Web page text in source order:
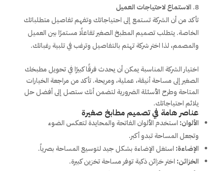
الاستماع لاحتياجات العميل
تأكد من أن الشركة تستمع إلى احتياجاتك وتفهم تفاصيل متطلباتك
الخاصة. يتطلب تصميم المطبخ الصغير تفاعلًا مستمرًا بين العميل
والمصمم، لذا اختر شركة تهتم بالتفاصيل وترغب في تلبية رغباتك.
اختيار الشركة المناسبة يمكن أن يحدث فرقًا كبيرًا في تحويل مطبخك
الصغير إلى مساحة أنيقة، عملية، ومريحة. تأكد من مراجعة الخيارات
المتاحة وطرح الأسئلة الضرورية لتضمن أنك ستصل إلى أفضل حل
يلائم احتياجاتك.
عناصر هامة في تصميم مطابخ صغيرة
الألوان: استخدم الألوان الفاتحة والمحايدة لتعكس الضوء
وتجعل المساحة تبدو أكبر.
الإضاءة: استغل الإضاءة بشكل جيد لتوسيع المساحة بصرياً.
الخزائن: اختر خزائن ذكية توفر مساحة تخزين كبيرة.